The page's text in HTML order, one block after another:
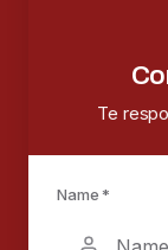
Te
Name *